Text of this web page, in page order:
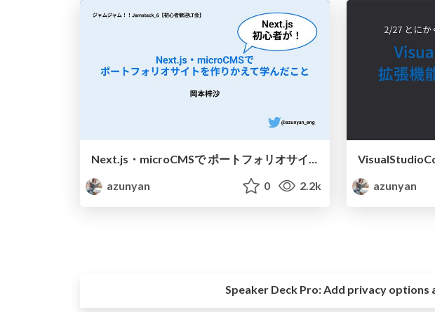
Next.js・microCMSで ポートフォリオサイトを作りかえて学んだこと
azunyan
0 2.2k
azunyan
Speaker Deck Pro:Add privacy options